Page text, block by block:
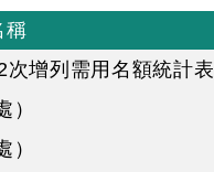
稱
增列需用名額統計表
）
）